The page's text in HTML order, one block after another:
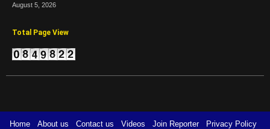
August 5, 2026
Total Page View
Home About us Contact us Videos Join Reporter Privacy Policy